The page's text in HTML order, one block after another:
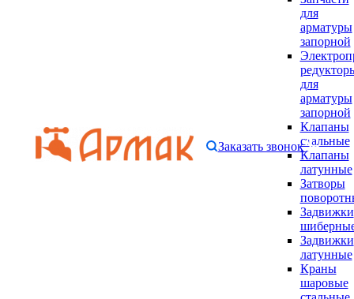
для
арматуры
запорной
для
арматуры
запорной
Клапаны
стальные
Клапаны
латунные
Затворы
Задвижки
Задвижки
латунные
Краны
шаровые
Заказать звонок